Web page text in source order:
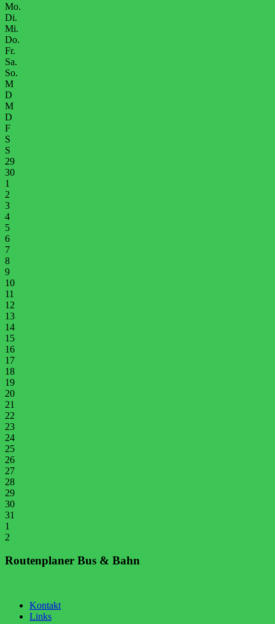
Mo.
Di.
Mi.
Do.
Fr.
Sa.
So.
M
D
M
D
F
S
S
29
30
1
2
3
4
5
6
7
8
9
10
11
12
13
14
15
16
17
18
19
20
21
22
23
24
25
26
27
28
29
30
31
1
2
Routenplaner Bus & Bahn
Kontakt
Links